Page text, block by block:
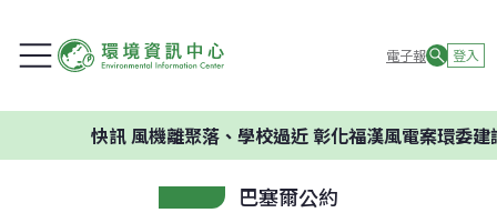
電子報 登入
風機離聚落、學校過近 彰化福漢風電案環委建議不應
巴塞爾公約